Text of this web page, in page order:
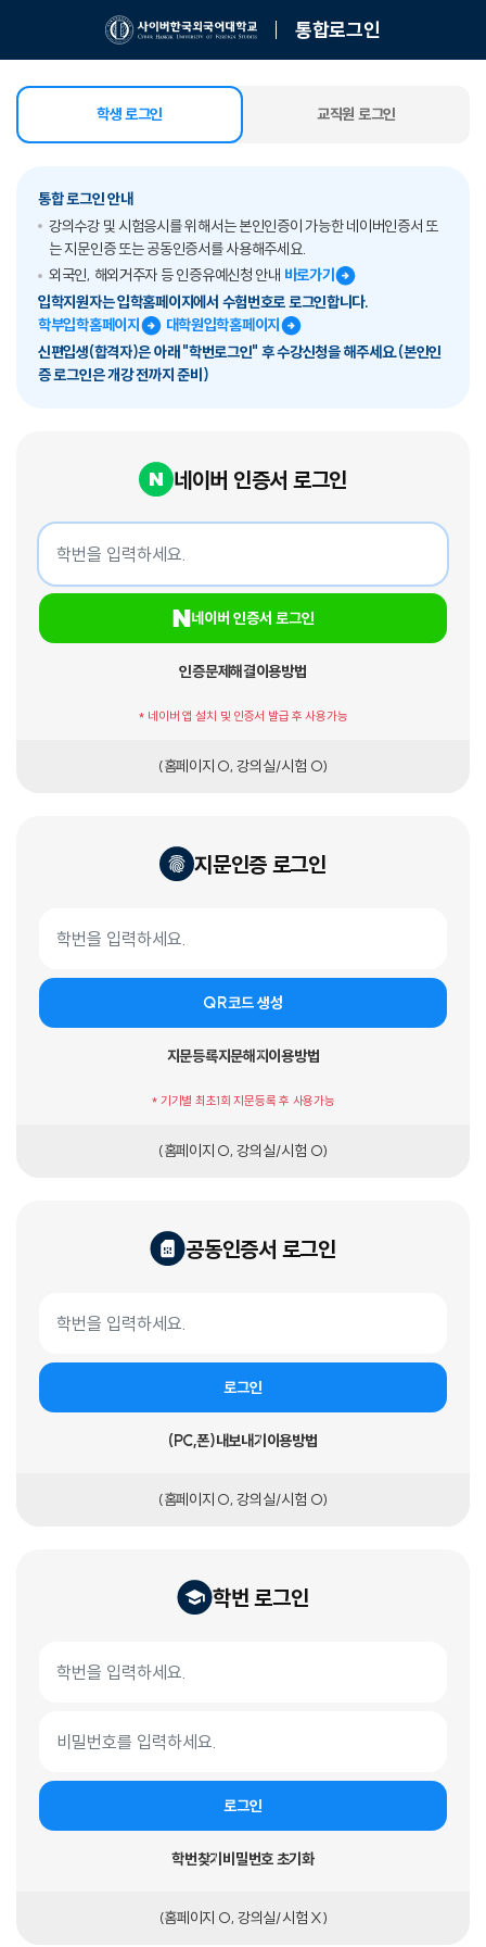
통합로그인
학생 로그인
선택됨 교직원 로그인
통합 로그인 안내
강의수강 및 시험응시를 위해서는 본인인증이 가능한 네이버인증서 또
는 지문인증 또는 공동인증서를 사용해주세요.
외국인, 해외거주자 등 인증유예신청 안내 바로가기
입학지원자는 입학홈페이지에서 수험번호로 로그인합니다.
학부입학홈페이지
대학원입학홈페이지
신편입생(합격자)은 아래 "학번로그인" 후 수강신청을 해주세요.(본인인
증 로그인은 개강 전까지 준비)
네이버 인증서 로그인
네이버 인증서 로그인
학번
네이버 인증서 로그인
인증문제해결이용방법
* 네이버 앱 설치 및 인증서 발급 후 사용가능
(홈페이지 O, 강의실/시험 O)
지문인증 로그인
QR코드 생성
지문등록지문해지이용방법
* 기기별 최초1회 지문등록 후 사용가능
(홈페이지 O, 강의실/시험 O)
공동인증서 로그인
로그인
(PC,폰)내보내기이용방법
(홈페이지 O, 강의실/시험 O)
학번 로그인
로그인
학번찾기비밀번호 초기화
(홈페이지 O, 강의실/시험 X)